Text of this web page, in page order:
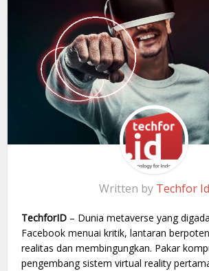
Written by Techfor Id
TechforID – Dunia metaverse yang
Facebook menuai kritik, lantaran
realitas dan membingungkan. Pakar
pengembang sistem virtual reality